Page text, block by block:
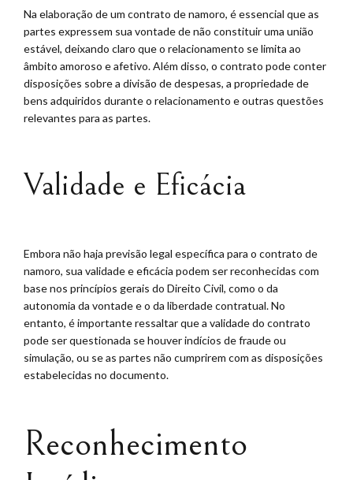
Na elaboração de um contrato de namoro, é essencial que as
partes expressem sua vontade de não constituir uma união
estável, deixando claro que o relacionamento se limita ao
âmbito amoroso e afetivo. Além disso, o contrato pode conter
disposições sobre a divisão de despesas, a propriedade de
bens adquiridos durante o relacionamento e outras questões
relevantes para as partes.
Validade e Eficácia
Embora não haja previsão legal específica para o contrato de
namoro, sua validade e eficácia podem ser reconhecidas com
base nos princípios gerais do Direito Civil, como o da
autonomia da vontade e o da liberdade contratual. No
entanto, é importante ressaltar que a validade do contrato
pode ser questionada se houver indícios de fraude ou
simulação, ou se as partes não cumprirem com as disposições
estabelecidas no documento.
Reconhecimento